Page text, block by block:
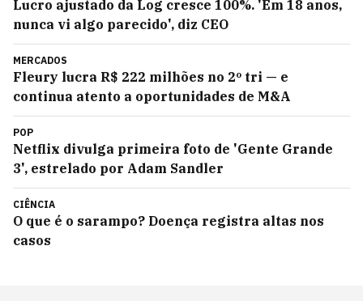
Lucro ajustado da Log cresce 100%. 'Em 18 anos,
nunca vi algo parecido', diz CEO
MERCADOS
Fleury lucra R$ 222 milhões no 2º tri — e
continua atento a oportunidades de M&A
POP
Netflix divulga primeira foto de 'Gente Grande
3', estrelado por Adam Sandler
CIÊNCIA
O que é o sarampo? Doença registra altas nos
casos